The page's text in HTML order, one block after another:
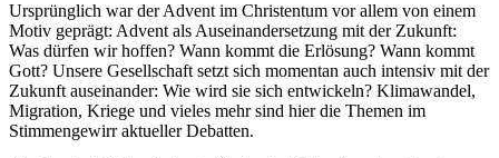
Ursprünglich war der Advent im Christentum vor allem von einem
Motiv geprägt: Advent als Auseinandersetzung mit der Zukunft:
Was dürfen wir hoffen? Wann kommt die Erlösung? Wann kommt
Gott? Unsere Gesellschaft setzt sich momentan auch intensiv mit der
Zukunft auseinander: Wie wird sie sich entwickeln? Klimawandel,
Migration, Kriege und vieles mehr sind hier die Themen im
Stimmengewirr aktueller Debatten.